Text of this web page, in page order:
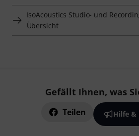
IsoAcoustics Studio- und
Übersicht
Gefällt Ihnen, was
Teilen Hilfe &